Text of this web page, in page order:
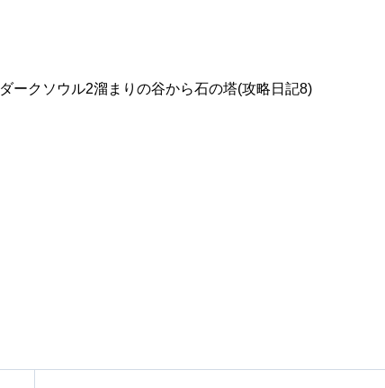
ダークソウル2溜まりの谷から石の塔(攻略日記8)